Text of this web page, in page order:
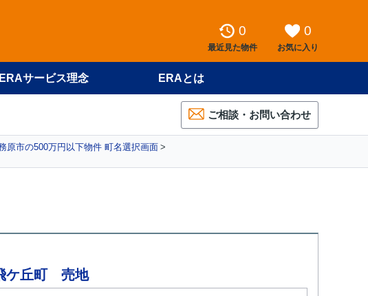
0
最近見た物件
0
お気に入り
ERAサービス理念 ERAとは
ご相談・お問い合わせ
原市の500万円以下物件 町名選択画面
ケ丘町 売地